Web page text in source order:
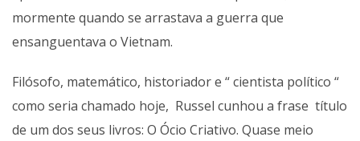
mormente quando se arrastava a guerra que
ensanguentava o Vietnam.
Filósofo, matemático, historiador e “ cientista político “
como seria chamado hoje, Russel cunhou a frase título
de um dos seus livros: O Ócio Criativo. Quase meio